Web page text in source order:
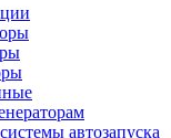
автозапуска